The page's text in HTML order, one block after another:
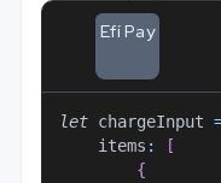
Efí Pay
let chargeInput
items :
[
{